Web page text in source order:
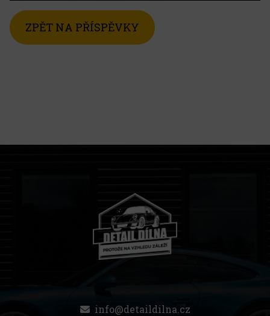
ZPĚT NA PŘÍSPĚVKY
info@detaildilna.cz